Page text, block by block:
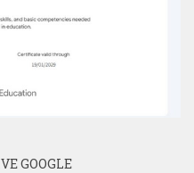
GOOGLE